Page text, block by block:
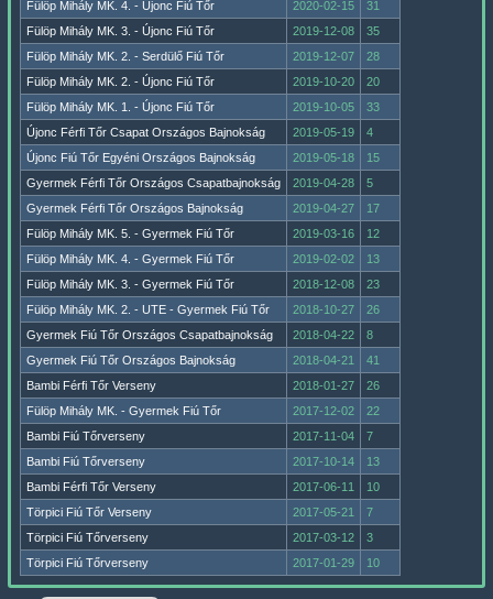
Fülöp Mihály MK. 4. - Újonc Fiú Tőr
2020-02-15
31
Fülöp Mihály MK. 3. - Újonc Fiú Tőr
2019-12-08
35
Fülöp Mihály MK. 2. - Serdülő Fiú Tőr
2019-12-07
28
Fülöp Mihály MK. 2. - Újonc Fiú Tőr
2019-10-20
20
Fülöp Mihály MK. 1. - Újonc Fiú Tőr
2019-10-05
33
Újonc Férfi Tőr Csapat Országos Bajnokság
2019-05-19
4
Újonc Fiú Tőr Egyéni Országos Bajnokság
2019-05-18
15
Gyermek Férfi Tőr Országos Csapatbajnokság
2019-04-28
5
Gyermek Férfi Tőr Országos Bajnokság
2019-04-27
17
Fülöp Mihály MK. 5. - Gyermek Fiú Tőr
2019-03-16
12
Fülöp Mihály MK. 4. - Gyermek Fiú Tőr
2019-02-02
13
Fülöp Mihály MK. 3. - Gyermek Fiú Tőr
2018-12-08
23
Fülöp Mihály MK. 2. - UTE - Gyermek Fiú Tőr
2018-10-27
26
Gyermek Fiú Tőr Országos Csapatbajnokság
2018-04-22
8
Gyermek Fiú Tőr Országos Bajnokság
2018-04-21
41
Bambi Férfi Tőr Verseny
2018-01-27
26
Fülöp Mihály MK. - Gyermek Fiú Tőr
2017-12-02
22
Bambi Fiú Tőrverseny
2017-11-04
7
Bambi Fiú Tőrverseny
2017-10-14
13
Bambi Férfi Tőr Verseny
2017-06-11
10
Törpici Fiú Tőr Verseny
2017-05-21
7
Törpici Fiú Tőrverseny
2017-03-12
3
Törpici Fiú Tőrverseny
2017-01-29 10